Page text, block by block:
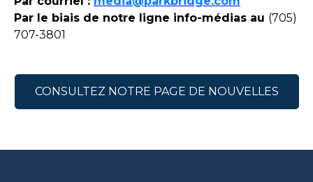
Par le biais de notre ligne info-médias au (705)
707-3801
CONSULTEZ NOTRE PAGE DE NOUVELLES